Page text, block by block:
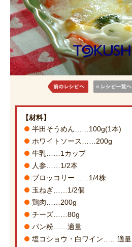
【材料】
半田そうめん……100g(1本)
ホワイトソース……200g
牛乳……1カップ
人参……1/2本
ブロッコリー……1/4株
玉ねぎ……1/2個
鶏肉……200g
チーズ……80g
パン粉……適量
塩コショウ・白ワイン……適量